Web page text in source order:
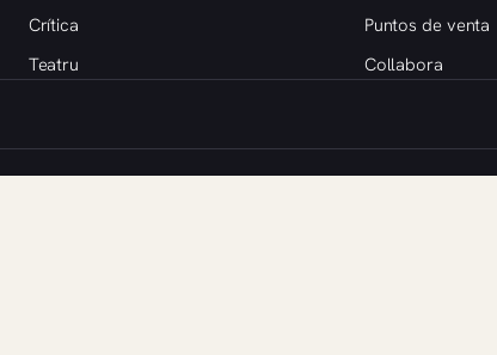
Crítica
Teatru
Puntos de venta
Collabora